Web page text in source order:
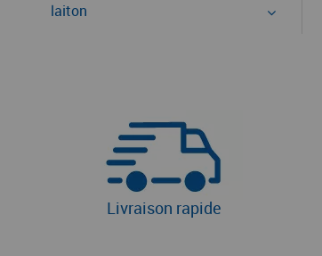
laiton
Livraison rapide